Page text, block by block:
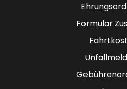
Formular